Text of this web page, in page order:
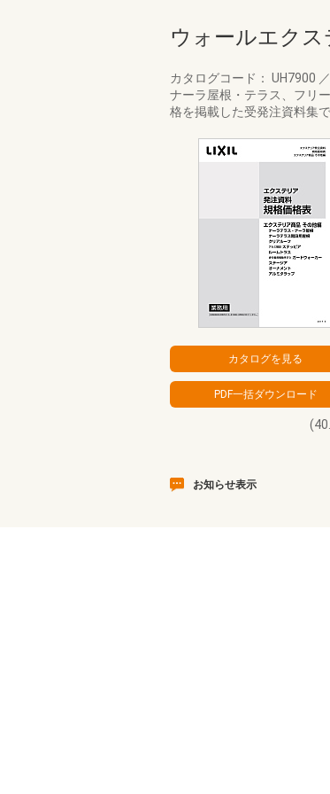
ウォールエク
カタログコード： UH7900 ／
ナーラ屋根・テラス、フリ
格を掲載した受発注資料集で
お知らせ表示